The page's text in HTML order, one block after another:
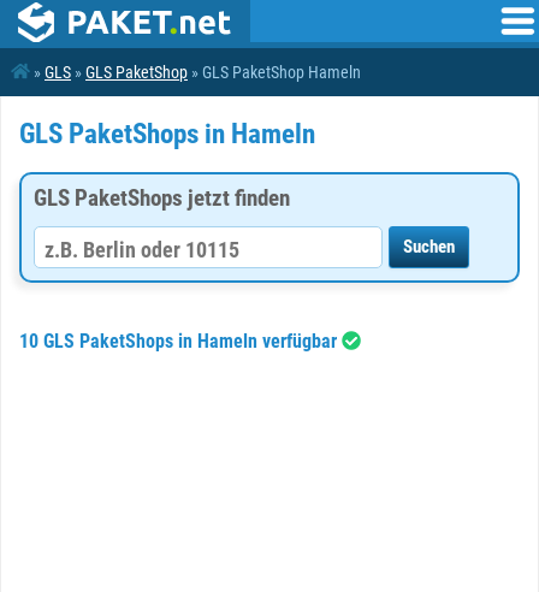
»GLS »GLS PaketShop » GLS PaketShop Hameln
GLS PaketShops in Hameln
GLS PaketShops jetzt finden
10 GLS PaketShops in Hameln verfügbar